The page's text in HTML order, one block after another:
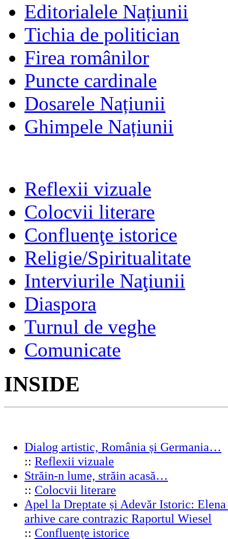
Editorialele Națiunii
Tichia de politician
Firea românilor
Puncte cardinale
Dosarele Națiunii
Ghimpele Națiunii
Reflexii vizuale
Colocvii literare
Confluenţe istorice
Religie/Spiritualitate
Interviurile Naţiunii
Diaspora
Turnul de veghe
Comunicate
INSIDE
Dialog artistic, România și Germania…
:: Reflexii vizuale
Străin-n lume, străin acasă…
:: Colocvii literare
Apel la Dreptate și Adevăr Istoric:
arhive care contrazic Raportul Wiesel
:: Confluenţe istorice